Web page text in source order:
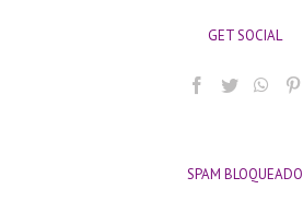
GET SOCIAL
SPAM BLOQUEADO